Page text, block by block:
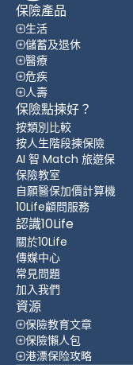
保險產品
生活
儲蓄及退休
醫療
危疾
人壽
保險點揀好？
按類別比較
按人生階段揀保險
AI 智 Match 旅遊保
保險教室
自願醫保加價計算機
10Life顧問服務
認識10Life
關於10Life
傳媒中心
常見問題
加入我們
資源
保險教育文章
保險懶人包
港漂保险攻略